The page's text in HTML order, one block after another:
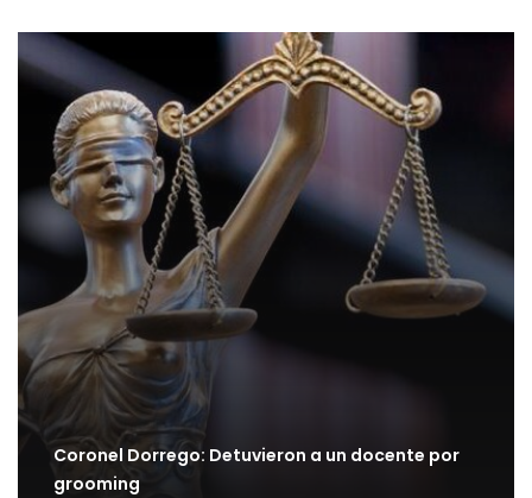
Coronel Dorrego: Detuvieron a un docente por
grooming